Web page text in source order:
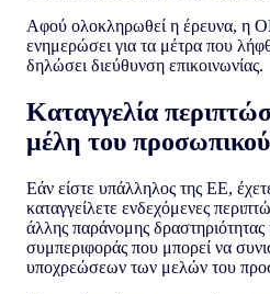
Αφού ολοκληρωθεί η έρευνα, η
ενημερώσει για τα μέτρα που
δηλώσει διεύθυνση επικοινωνίας.
Καταγγελία
μέλη του
Εάν είστε υπάλληλος της ΕΕ,
καταγγείλετε ενδεχόμενες
άλλης παράνομης δραστηριότητας
συμπεριφοράς που μπορεί να
υποχρεώσεων των μελών του